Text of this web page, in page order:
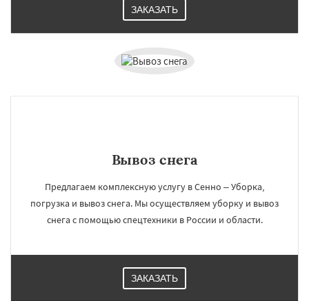
ЗАКАЗАТЬ
Вывоз снега
Предлагаем комплексную услугу в Сенно – Уборка,
погрузка и вывоз снега. Мы осуществляем уборку и вывоз
снега с помощью спецтехники в России и области.
ЗАКАЗАТЬ